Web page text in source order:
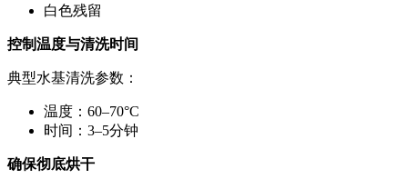
白色残留
控制温度与清洗时间
典型水基清洗参数：
温度：60–70°C
时间：3–5分钟
确保彻底烘干